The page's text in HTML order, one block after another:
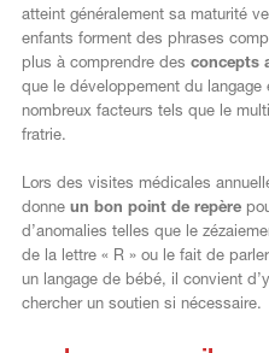
atteint généralement sa maturité
enfants forment des phrases
plus à comprendre des concepts
que le développement du
nombreux facteurs tels que le
fratrie.
Lors des visites médicales
donne un bon point de repère
d’anomalies telles que le
de la lettre « R » ou le fait de
un langage de bébé, il convient
chercher un soutien si nécessaire.